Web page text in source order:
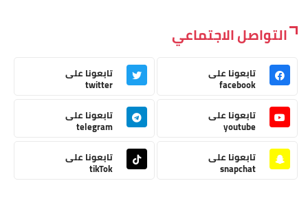
التواصل الاجتماعي
تابعونا على
facebook
تابعونا على
twitter
تابعونا على
youtube
تابعونا على
telegram
تابعونا على
snapchat
تابعونا على
tikTok